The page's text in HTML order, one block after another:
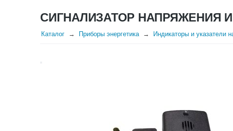
СИГНАЛИЗАТОР НАПРЯЖЕНИЯ
Каталог Приборы энергетика Индикаторы и указатели